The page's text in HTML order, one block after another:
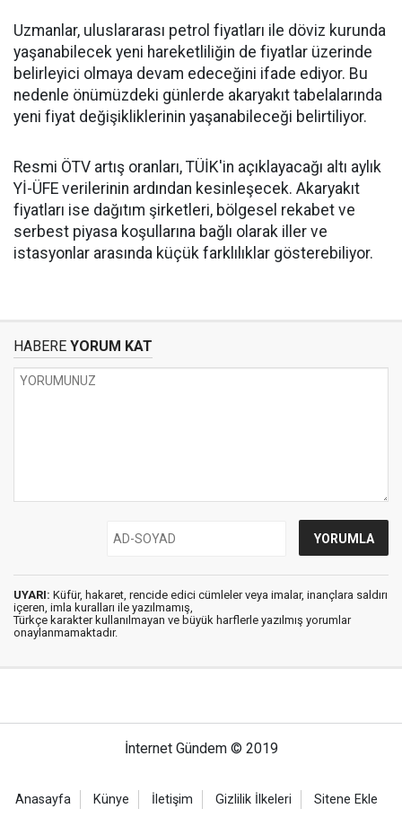
Uzmanlar, uluslararası petrol fiyatları ile döviz kurunda
yaşanabilecek yeni hareketliliğin de fiyatlar üzerinde
belirleyici olmaya devam edeceğini ifade ediyor. Bu
nedenle önümüzdeki günlerde akaryakıt tabelalarında
yeni fiyat değişikliklerinin yaşanabileceği belirtiliyor.
Resmi ÖTV artış oranları, TÜİK'in açıklayacağı altı aylık
Yİ-ÜFE verilerinin ardından kesinleşecek. Akaryakıt
fiyatları ise dağıtım şirketleri, bölgesel rekabet ve
serbest piyasa koşullarına bağlı olarak iller ve
istasyonlar arasında küçük farklılıklar gösterebiliyor.
HABERE YORUM KAT
UYARI: Küfür, hakaret, rencide edici cümleler veya imalar, inançlara saldırı
içeren, imla kuralları ile yazılmamış,
Türkçe karakter kullanılmayan ve büyük harflerle yazılmış yorumlar
onaylanmamaktadır.
İnternet Gündem © 2019
Anasayfa Künye İletişim Gizlilik İlkeleri Sitene Ekle